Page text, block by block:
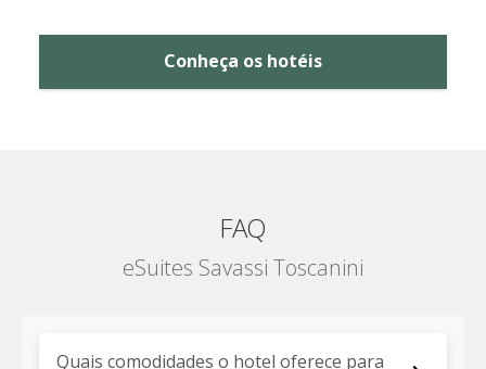
Conheça os hotéis
FAQ
eSuites Savassi Toscanini
Quais comodidades o hotel oferece para